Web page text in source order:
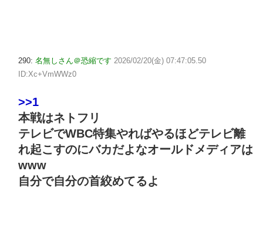
290: 名無しさん＠恐縮です 2026/02/20(金) 07:47:05.50
ID:Xc+VmWWz0
>>1
本戦はネトフリ
テレビでWBC特集やればやるほどテレビ離
れ起こすのにバカだよなオールドメディアは
www
自分で自分の首絞めてるよ